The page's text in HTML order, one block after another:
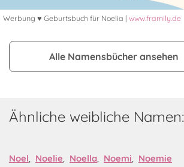
Werbung ♥ Geburtsbuch für Noelia | www.framily.de
Alle Namensbücher ansehen
Ähnliche weibliche Namen:
Noel, Noelie, Noella, Noemi, Noemie